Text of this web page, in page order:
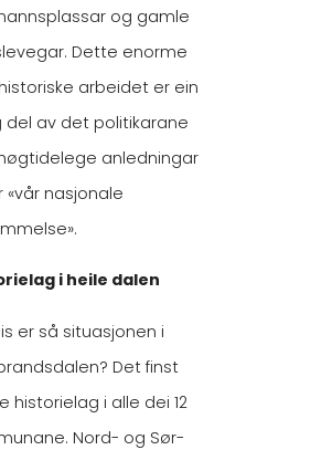
og gamle
Dette enorme
arbeidet er ein
del av det politikarane
anledningar
«vår nasjonale
i heile dalen
er så situasjonen i
Det finst
historielag i alle dei 12
Nord- og Sør-